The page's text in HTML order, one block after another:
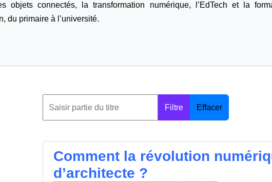
objets connectés, la transformation numérique, l’EdTech et la
du primaire à l’université.
Filtre Effacer
Comment la révolution
d’architecte ?